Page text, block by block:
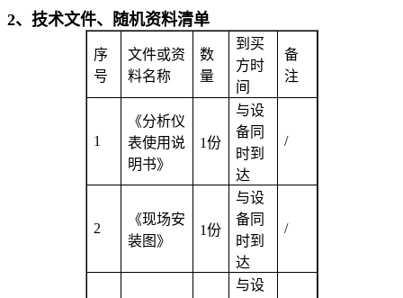
2、技术文件、随机资料清单
序
号
文件或资
料名称
数
量
到买
方时
间
备
注
1
《分析仪
表使用说
明书》
1份
与设
备同
时到
达
/
2
《现场安
装图》
1份
与设
备同
时到
达
/
与设